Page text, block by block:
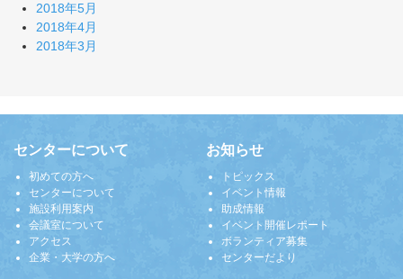
2018年5月
2018年4月
2018年3月
センターについて
初めての方へ
センターについて
施設利用案内
会議室について
アクセス
企業・大学の方へ
お知らせ
トピックス
イベント情報
助成情報
イベント開催レポート
ボランティア募集
センターだより